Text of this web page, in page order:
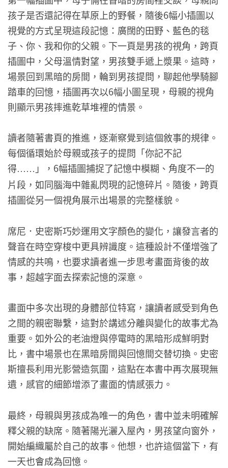
孩子是否還記得在草原上的野餐，隨後6幅小插圖以
視覺的方式呈現這段記憶：廣闊的田野、藍色的毯
子、你、我和你的父親。下一頁是男孩的視角，跨頁
插圖中，父母溫情對望，男孩雙手遞上漿果。這時，
場景回到黑暗的房間，輪到男孩提問，聊起他學騎腳
踏車的回憶，插圖再次以6幅小圖呈現，母親的視角
則顯示男孩摔進乾草堆裡的情景。
讀者隨著書頁的推進，逐漸察覺到這個敘事的規律。
每個循環始於母親或孩子的提問「你記不記
得…… 」，6幅插圖捕捉了記憶中模糊、角度不一的
片段，如同腦海中雜亂閃現的記憶碎片。隨後，跨頁
插圖從另一個視角展示出場景的完整樣貌。
席尼．史密斯巧妙運用文字顏色的變化，讓發言者的
聲音在時空穿梭中更具辨識度。這種設計不僅增強了
情感的共鳴，也要求讀者進一步思考畫面背後的故
事，超越字面去探索記憶的深意。
畫面中多次出現的身體部位特寫，讓讀者感受到角色
之間的親密聯繫，這對於講述分離與變化的故事尤為
重要。如外公的老油燈與停電時的黑暗形成鮮明對
比，書中場景也在黑暗房間與回憶間交替切換。史密
斯擅長利用光影營造氛圍，這點在本書中再次展現無
遺，感官的細節增添了畫面的情感張力。
最終，母親與男孩成為唯一的角色，書中並未明確解
釋父親的缺席。隨著陽光灑入屋內，男孩望向窗外，
開始編織屬於自己的故事。他想，也許這個當下，有
一天也會成為回憶。